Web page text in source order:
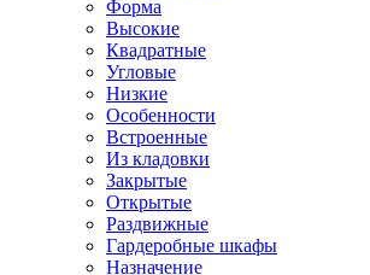
Форма
Высокие
Квадратные
Угловые
Низкие
Особенности
Встроенные
Из кладовки
Закрытые
Открытые
Раздвижные
Гардеробные шкафы
Назначение